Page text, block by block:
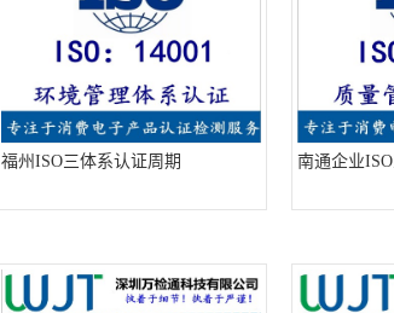
福州ISO三体系认证周期 南通企业